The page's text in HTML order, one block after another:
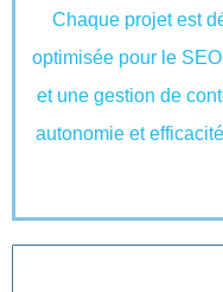
Chaque projet est
optimisée pour le
et une gestion de
autonomie et